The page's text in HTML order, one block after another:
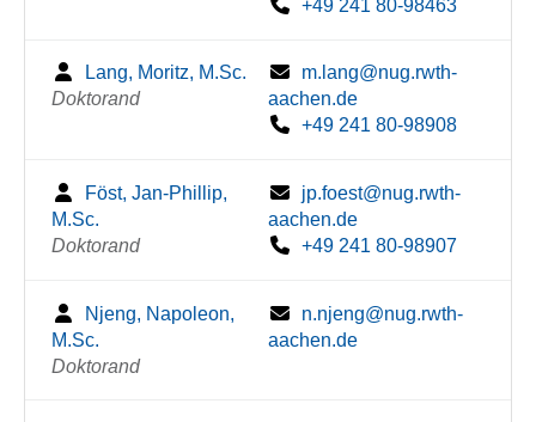
+49 241 80-98463
Lang, Moritz, M.Sc.
Doktorand
m.lang@nug.rwth-
aachen.de
+49 241 80-98908
Föst, Jan-Phillip,
M.Sc.
Doktorand
jp.foest@nug.rwth-
aachen.de
+49 241 80-98907
Njeng, Napoleon,
M.Sc.
Doktorand
n.njeng@nug.rwth-
aachen.de